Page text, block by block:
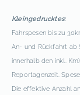
Kleingedrucktes:
Fahrspesen bis zu
An- und Rückfahrt
innerhalb den inkl.
Reportagenzeit.
Die effektive Anzahl